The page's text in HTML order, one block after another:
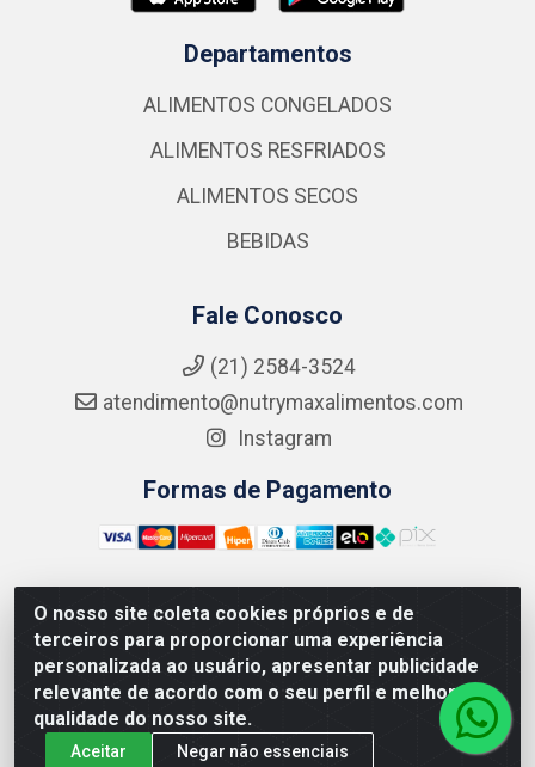
O nosso site coleta cookies próprios e de
terceiros para proporcionar uma experiência
personalizada ao usuário, apresentar publicidade
relevante de acordo com o seu perfil e melhorar a
qualidade do nosso site.
Aceitar Negar não essenciais
Departamentos
ALIMENTOS CONGELADOS
ALIMENTOS RESFRIADOS
ALIMENTOS SECOS
BEBIDAS
Fale Conosco
(21) 2584-3524
atendimento@nutrymaxalimentos.com
Instagram
Formas de Pagamento
NUTRY MAX COMÉRCIO DE PRODUTOS ALIMENTICIOS
LTDA - RUA DO FEIJÃO, 721 PENHA CIRCULAR/RJ -
CNPJ: 15.796.122/0001-03